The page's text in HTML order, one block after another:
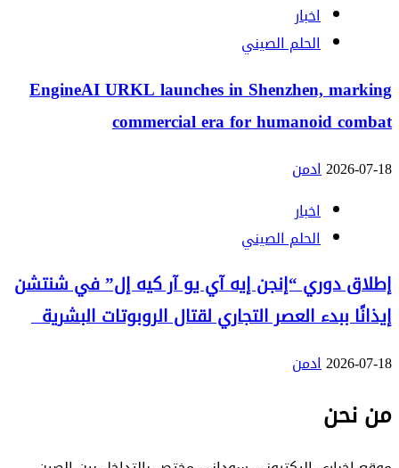
اخبار
الحلم الصيني
EngineAI URKL launches in Shenzhen, marking
commercial era for humanoid combat
2026-07-18ادمن
اخبار
الحلم الصيني
إطلاق دوري “إنجن إيه آي يو آر كيه إل” في شنتشن
إيذانًا ببدء العصر التجاري لقتال الروبوتات البشرية
2026-07-18ادمن
من نحن